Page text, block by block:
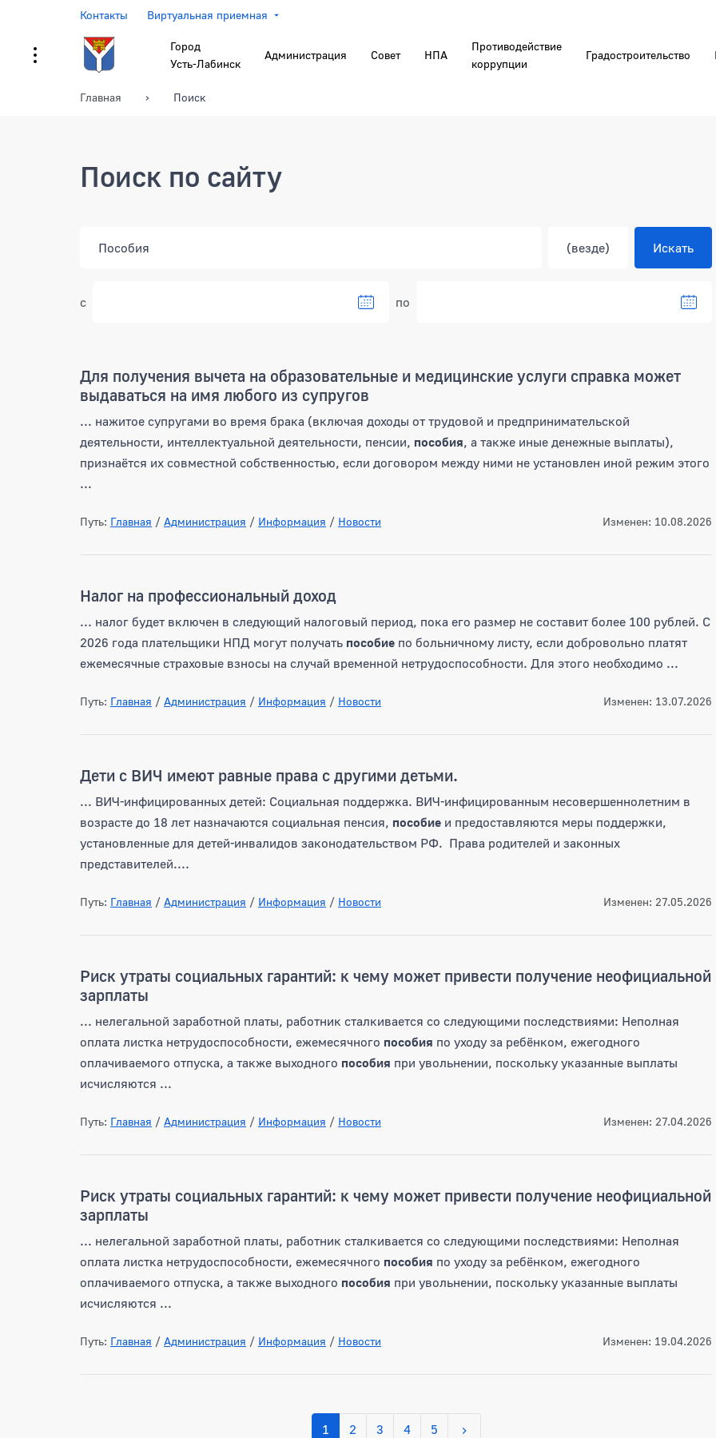
Контакты Виртуальная приемная
Город
Усть-Лабинск
Администрация Совет НПА
Противодействие
коррупции
Градостроительство
Главная Поиск
Поиск по сайту
с по
Для получения вычета на образовательные и медицинские услуги справка может
выдаваться на имя любого из супругов
... нажитое супругами во время брака (включая доходы от трудовой и предпринимательской
деятельности, интеллектуальной деятельности, пенсии, пособия, а также иные денежные выплаты),
признаётся их совместной собственностью, если договором между ними не установлен иной режим этого
...
Путь: Главная / Администрация / Информация / Новости Изменен: 10.08.2026
Налог на профессиональный доход
... налог будет включен в следующий налоговый период, пока его размер не составит более 100 рублей. С
2026 года плательщики НПД могут получать пособие по больничному листу, если добровольно платят
ежемесячные страховые взносы на случай временной нетрудоспособности. Для этого необходимо ...
Путь: Главная / Администрация / Информация / Новости Изменен: 13.07.2026
Дети с ВИЧ имеют равные права с другими детьми.
... ВИЧ-инфицированных детей: Социальная поддержка. ВИЧ-инфицированным несовершеннолетним в
возрасте до 18 лет назначаются социальная пенсия, пособие и предоставляются меры поддержки,
установленные для детей-инвалидов законодательством РФ. Права родителей и законных
представителей....
Путь: Главная / Администрация / Информация / Новости Изменен: 27.05.2026
Риск утраты социальных гарантий: к чему может привести получение неофициальной
зарплаты
... нелегальной заработной платы, работник сталкивается со следующими последствиями: Неполная
оплата листка нетрудоспособности, ежемесячного пособия по уходу за ребёнком, ежегодного
оплачиваемого отпуска, а также выходного пособия при увольнении, поскольку указанные выплаты
исчисляются ...
Путь: Главная / Администрация / Информация / Новости Изменен: 27.04.2026
Риск утраты социальных гарантий: к чему может привести получение неофициальной
зарплаты
... нелегальной заработной платы, работник сталкивается со следующими последствиями: Неполная
оплата листка нетрудоспособности, ежемесячного пособия по уходу за ребёнком, ежегодного
оплачиваемого отпуска, а также выходного пособия при увольнении, поскольку указанные выплаты
исчисляются ...
Путь: Главная / Администрация / Информация / Новости Изменен: 19.04.2026
1 2 3 4 5